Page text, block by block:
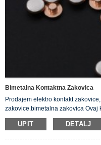
Bimetalna Kontaktna Zakovica
Prodajem elektro kontakt
zakovice.bimetalna zakovica Ovaj
njegova površina nije podložna
značajno poboljšati otpornost
UPIT DETALJ